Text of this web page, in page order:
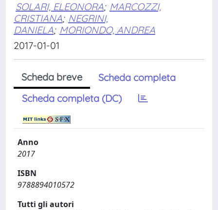
SOLARI, ELEONORA; MARCOZZI,
CRISTIANA; NEGRINI,
DANIELA; MORIONDO, ANDREA
2017-01-01
Scheda breve
Scheda completa
Scheda completa (DC)
Anno
2017
ISBN
9788894010572
Tutti gli autori